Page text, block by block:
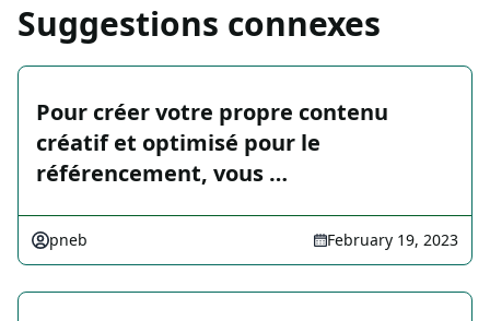
Suggestions connexes
Pour créer votre propre contenu
créatif et optimisé pour le
référencement, vous …
pneb February 19, 2023